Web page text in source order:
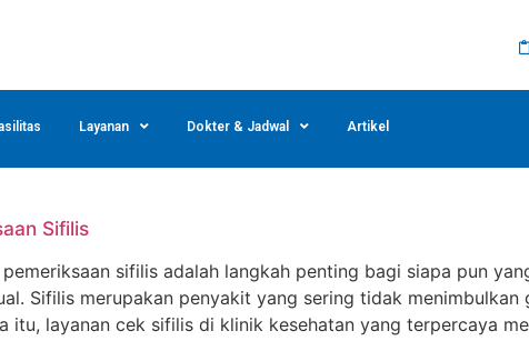
Layanan Dokter & Jadwal Artikel
Sifilis
sifilis adalah langkah penting bagi siapa pun
Sifilis merupakan penyakit yang sering tidak
itu, layanan cek sifilis di klinik kesehatan yang terpercaya